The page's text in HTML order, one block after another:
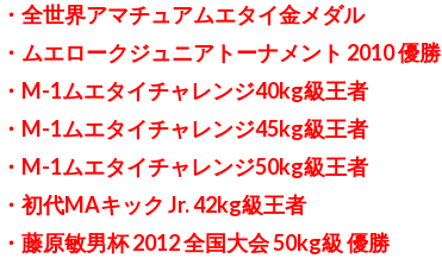
・全世界アマチュアムエタイ金メダル
・ムエロークジュニアトーナメント 2010 優勝
・M-1ムエタイチャレンジ40kg級王者
・M-1ムエタイチャレンジ45kg級王者
・M-1ムエタイチャレンジ50kg級王者
・初代MAキック Jr. 42kg級王者
・藤原敏男杯 2012 全国大会 50kg級 優勝